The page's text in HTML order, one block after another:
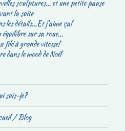
sculptures… et une petite pause
la suite
les détails…Et j’aime ça!
équilibre sur sa roue…
filé à grande vitesse!
dans le mood de Noël
suis-je?
/ Blog